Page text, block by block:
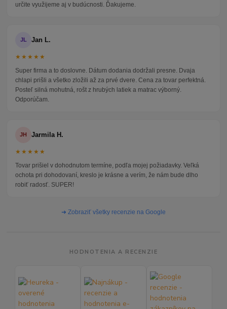
určite využijeme aj v budúcnosti. Ďakujeme.
JL Jan L.
★★★★★
Super firma a to doslovne. Dátum dodania dodržali presne. Dvaja
chlapi prišli a všetko zložili až za prvé dvere. Cena za tovar perfektná.
Posteľ silná mohutná, rošt z hrubých latiek a matrac výborný.
Odporúčam.
JH Jarmila H.
★★★★★
Tovar prišiel v dohodnutom termíne, podľa mojej požiadavky. Veľká
ochota pri dohodovaní, kreslo je krásne a verím, že nám bude dlho
robiť radosť. SUPER!
➜ Zobraziť všetky recenzie na Google
HODNOTENIA A RECENZIE